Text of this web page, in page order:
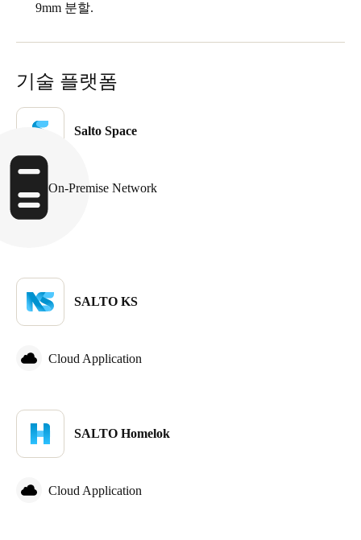
9mm 분할.
기술 플랫폼
Salto Space
On-Premise Network
SALTO KS
Cloud Application
SALTO Homelok
Cloud Application